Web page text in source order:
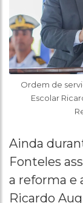
Ordem de
Escolar
Ainda
Fonteles
a reforma e
Ricardo